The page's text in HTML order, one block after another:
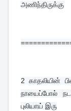
அணிந்திருக்கு
2 காதலியின்
நாயைப்போல்
புலியாய் இரு